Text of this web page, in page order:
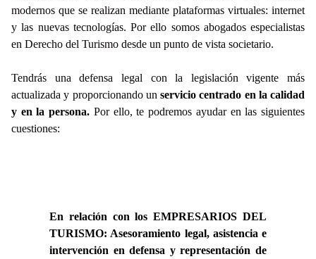
modernos que se realizan mediante plataformas virtuales: internet
y las nuevas tecnologías. Por ello somos abogados especialistas
en Derecho del Turismo desde un punto de vista societario.
Tendrás una defensa legal con la legislación vigente más
actualizada y proporcionando un servicio centrado en la calidad
y en la persona. Por ello, te podremos ayudar en las siguientes
cuestiones:
En relación con los EMPRESARIOS DEL
TURISMO: Asesoramiento legal, asistencia e
intervención en defensa y representación de